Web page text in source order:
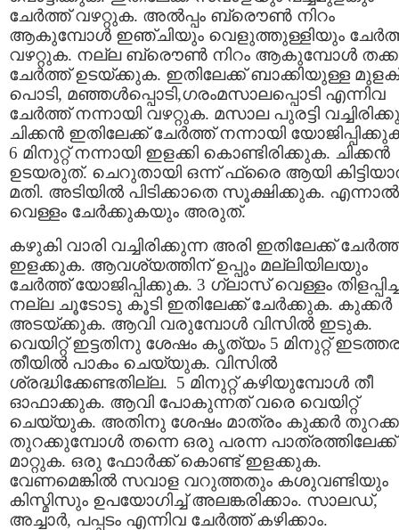
ചേര്‍ത്ത് വഴറ്റുക. അല്‍പ്പം ബ്രൌണ്‍ നിറം
ആകുമ്പോള്‍ ഇഞ്ചിയും വെളുത്തുള്ളിയും
വഴറ്റുക. നല്ല ബ്രൌണ്‍ നിറം ആകുമ്പോള്‍
ചേര്‍ത്ത് ഉടയ്ക്കുക. ഇതിലേക്ക് ബാക്കിയുള്ള മുളക്
പൊടി, മഞ്ഞള്‍പ്പൊടി,ഗരംമസാലപ്പൊടി എന്നിവ
ചേര്‍ത്ത് നന്നായി വഴറ്റുക. മസാല പുരട്ടി
ചിക്കന്‍ ഇതിലേക്ക് ചേര്‍ത്ത് നന്നായി
6 മിനുറ്റ് നന്നായി ഇളക്കി കൊണ്ടിരിക്കുക. ചിക്കന്‍
ഉടയരുത്. ചെറുതായി ഒന്ന് ഫ്രൈ ആയി
മതി. അടിയില്‍ പിടിക്കാതെ സൂക്ഷിക്കുക. എന്നാല്‍
വെള്ളം ചേര്‍ക്കുകയും അരുത്.
കഴുകി വാരി വച്ചിരിക്കുന്ന അരി ഇതിലേക്ക്
ഇളക്കുക. ആവശ്യത്തിന് ഉപ്പും മല്ലിയിലയും
ചേര്‍ത്ത് യോജിപ്പിക്കുക. 3 ഗ്ലാസ്‌ വെള്ളം
നല്ല ചൂടോടു കൂടി ഇതിലേക്ക് ചേര്‍ക്കുക. കുക്കര്‍
അടയ്ക്കുക. ആവി വരുമ്പോള്‍ വിസില്‍ ഇടുക.
വെയിറ്റ് ഇട്ടതിനു ശേഷം കൃത്യം 5 മിനുറ്റ്
തീയില്‍ പാകം ചെയ്യുക. വിസില്‍
ശ്രദ്ധിക്കേണ്ടതില്ല. 5 മിനുറ്റ് കഴിയുമ്പോള്‍ തീ
ഓഫാക്കുക. ആവി പോകുന്നത് വരെ വെയിറ്റ്
ചെയ്യുക. അതിനു ശേഷം മാത്രം കുക്കര്‍
തുറക്കുമ്പോള്‍ തന്നെ ഒരു പരന്ന പാത്രത്തിലേക്ക്
മാറ്റുക. ഒരു ഫോര്‍ക്ക് കൊണ്ട് ഇളക്കുക.
വേണമെങ്കില്‍ സവാള വറുത്തതും കശുവണ്ടിയും
കിസ്മിസും ഉപയോഗിച്ച് അലങ്കരിക്കാം. സാലഡ്‌,
അച്ചാര്‍, പപ്പടം എന്നിവ ചേര്‍ത്ത് കഴിക്കാം.